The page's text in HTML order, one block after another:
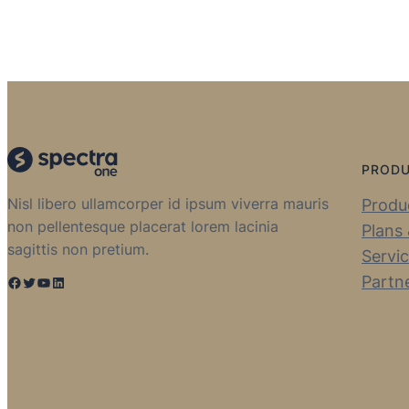
Nisl libero ullamcorper id ipsum viverra mauris
non pellentesque placerat lorem lacinia
sagittis non pretium.
Facebook Twitter YouTube LinkedIn
Plans